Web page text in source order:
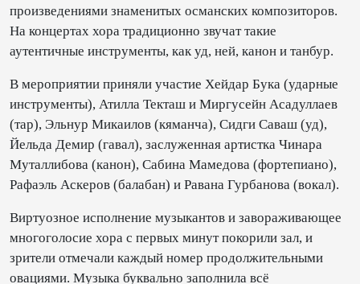
произведениями знаменитых османских композиторов.
На концертах хора традиционно звучат такие
аутентичные инструменты, как уд, ней, канон и танбур.
В мероприятии приняли участие Хейдар Бука (ударные
инструменты), Атилла Текташ и Миргусейн Асадуллаев
(тар), Эльнур Микаилов (кяманча), Сидги Саваш (уд),
Йельда Демир (гавал), заслуженная артистка Чинара
Муталлибова (канон), Сабина Мамедова (фортепиано),
Рафаэль Аскеров (балабан) и Равана Гурбанова (вокал).
Виртуозное исполнение музыкантов и завораживающее
многоголосие хора с первых минут покорили зал, и
зрители отмечали каждый номер продолжительными
овациями. Музыка буквально заполнила всё